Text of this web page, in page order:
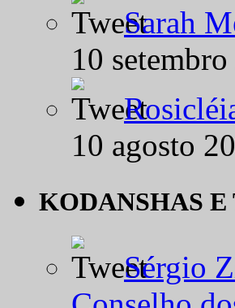
Sarah
10
10 agosto
KODANSHAS
Sérgio